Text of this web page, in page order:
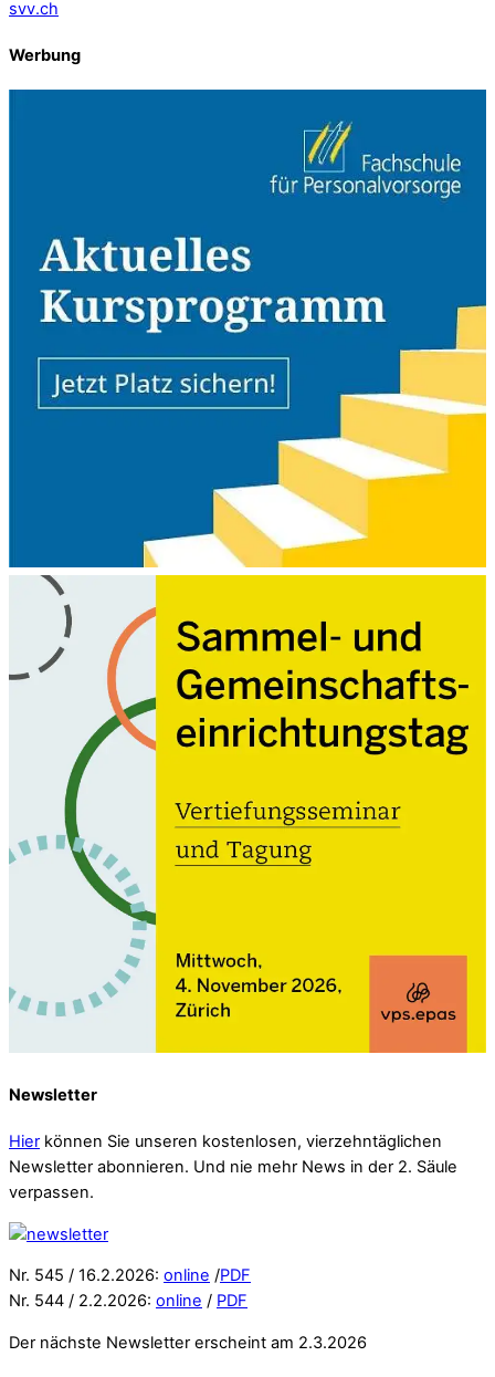
svv.ch
Werbung
Newsletter
Hier können Sie unseren kostenlosen, vierzehntäglichen
Newsletter abonnieren. Und nie mehr News in der 2. Säule
verpassen.
Nr. 545 / 16.2.2026: online /PDF
Nr. 544 / 2.2.2026: online / PDF
Der nächste Newsletter erscheint am 2.3.2026